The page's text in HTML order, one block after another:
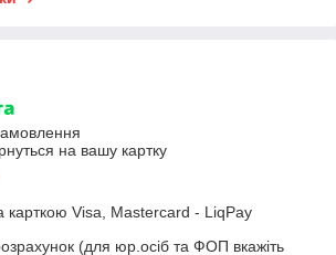
на вашу картку
карткою Visa, Mastercard - LiqPay
(для юр.осіб та ФОП вкажіть